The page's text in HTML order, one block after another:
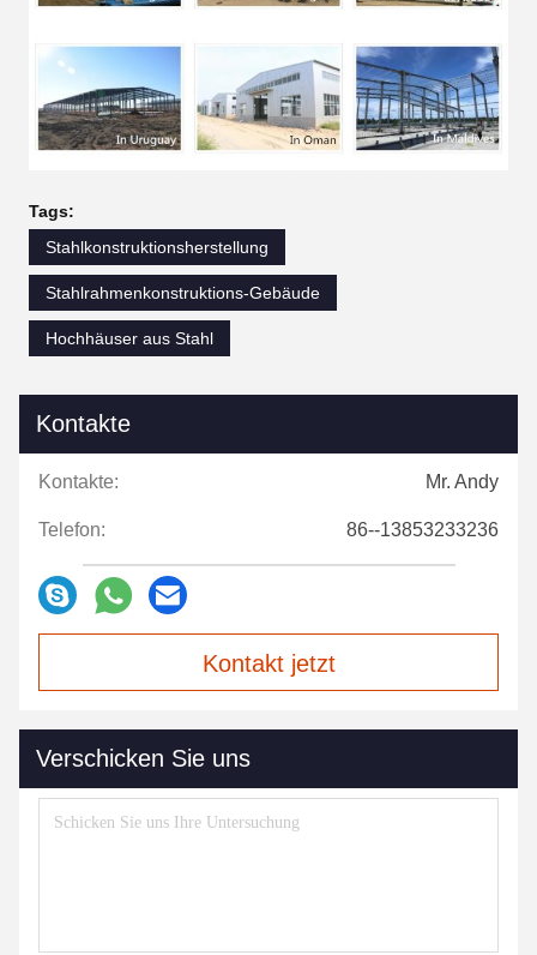
Tags:
Stahlkonstruktionsherstellung
Stahlrahmenkonstruktions-Gebäude
Hochhäuser aus Stahl
Kontakte
Kontakte: Mr. Andy
Telefon: 86--13853233236
Kontakt jetzt
Verschicken Sie uns